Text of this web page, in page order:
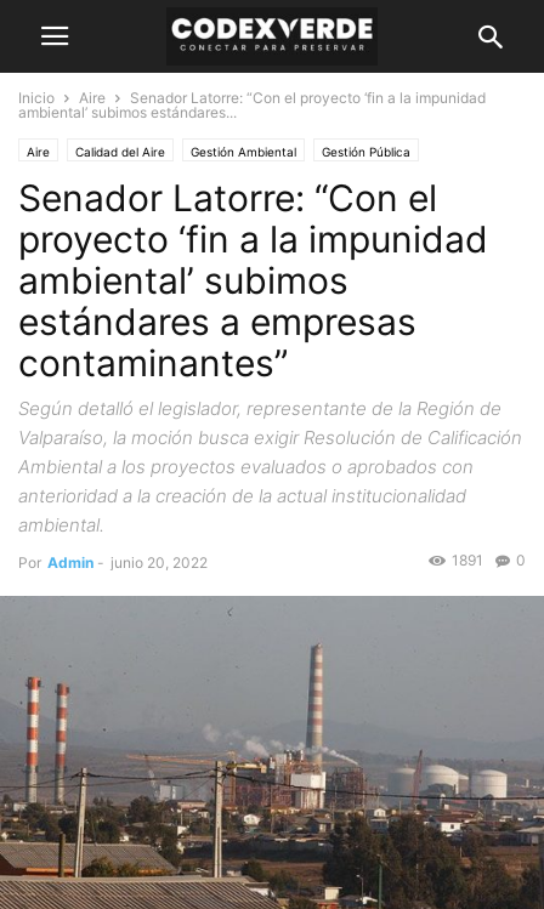
Inicio Aire
Senador Latorre: “Con el proyecto ‘fin a la impunidad
ambiental’ subimos estándares...
Aire Calidad del Aire Gestión Ambiental Gestión Pública
Senador Latorre: “Con el
proyecto ‘fin a la impunidad
ambiental’ subimos
estándares a empresas
contaminantes”
Según detalló el legislador, representante de la Región de
Valparaíso, la moción busca exigir Resolución de Calificación
Ambiental a los proyectos evaluados o aprobados con
anterioridad a la creación de la actual institucionalidad
ambiental.
Por Admin - junio 20, 2022 0
1891